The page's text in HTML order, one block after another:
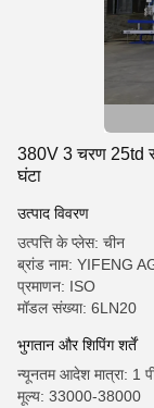
380V 3 चरण 25td
घंटा
उत्पाद विवरण
उत्पत्ति के प्लेस: चीन
ब्रांड नाम: YIFENG
प्रमाणन: ISO
मॉडल संख्या: 6LN20
भुगतान और शिपिंग शर्तें
न्यूनतम आदेश मात्रा: 1
मूल्य: 33000-38000